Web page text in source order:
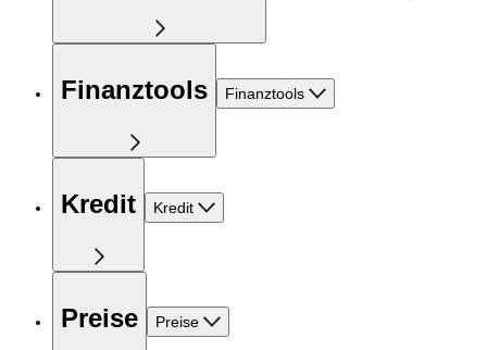
Finanztools Finanztools
Kredit Kredit
Preise Preise